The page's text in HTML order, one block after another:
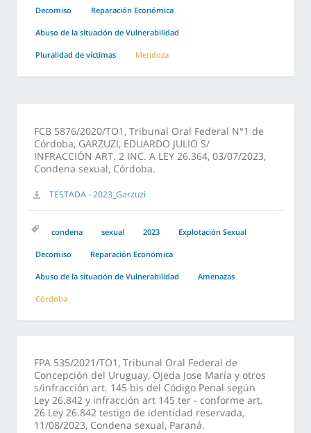
Decomiso Reparación Económica
Abuso de la situación de Vulnerabilidad
Pluralidad de víctimas Mendoza
FCB 5876/2020/TO1, Tribunal Oral Federal N°1 de
Córdoba, GARZUZI, EDUARDO JULIO S/
INFRACCIÓN ART. 2 INC. A LEY 26.364, 03/07/2023,
Condena sexual, Córdoba.
TESTADA - 2023_Garzuzi
condena sexual 2023 Explotación Sexual
Decomiso Reparación Económica
Abuso de la situación de Vulnerabilidad Amenazas
Córdoba
FPA 535/2021/TO1, Tribunal Oral Federal de
Concepción del Uruguay, Ojeda Jose María y otros
s/infracción art. 145 bis del Código Penal según
Ley 26.842 y infracción art 145 ter - conforme art.
26 Ley 26.842 testigo de identidad reservada,
11/08/2023, Condena sexual, Paraná.